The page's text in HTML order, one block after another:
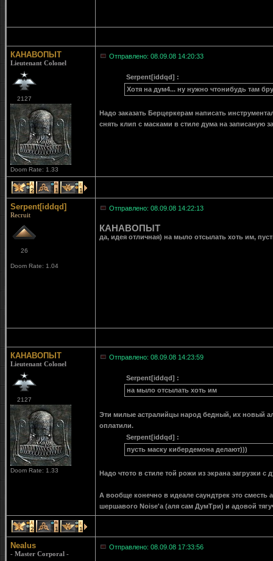
КАНАВОПЫТ
Lieutenant Colonel
2127
Doom Rate: 1.33
Отправлено: 08.09.08 14:20:33
Serpent[iddqd] :
Хотя на дум4... ну нужно чтонибудь там
Надо заказать Берцеркерам написать
снять клип с масками в стиле дума на записаную
2 1 1
Serpent[iddqd]
Recruit
26
Doom Rate: 1.04
Отправлено: 08.09.08 14:22:13
КАНАВОПЫТ
да, идея отличная) на мыло отсылать хоть им,
КАНАВОПЫТ
Lieutenant Colonel
2127
Doom Rate: 1.33
Отправлено: 08.09.08 14:23:59
Serpent[iddqd] :
на мыло отсылать хоть им
Эти милые астралийцы народ бедный, их новый
оплатили.
Serpent[iddqd] :
пусть маску кибердемона делают)))
Надо чтото в стиле той рожи из экрана загрузки с
А вообще конечно в идеале саундтрек это
шершавого Noise'а (аля сам ДумТри) и адовой
2 1 1
Nealus
- Master Corporal -
Отправлено: 08.09.08 17:33:56